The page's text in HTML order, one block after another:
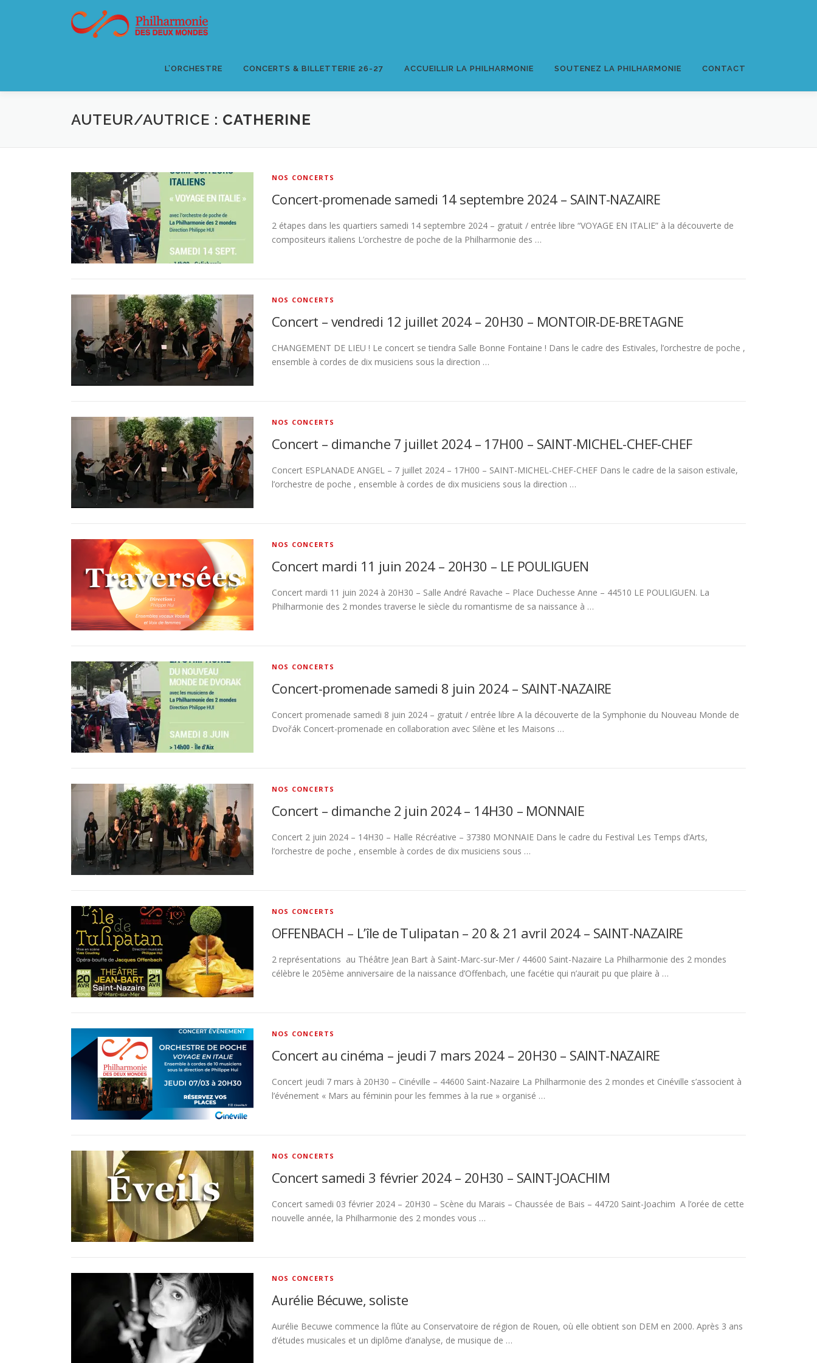
L’ORCHESTRE CONCERTS & BILLETTERIE 26-27 ACCUEILLIR LA PHILHARMONIE SOUTENEZ LA PHILHARMONIE CONTACT
AUTEUR/AUTRICE : CATHERINE
NOS CONCERTS
Concert-promenade samedi 14 septembre 2024 – SAINT-NAZAIRE
2 étapes dans les quartiers samedi 14 septembre 2024 – gratuit / entrée libre “VOYAGE EN ITALIE” à la découverte de
compositeurs italiens L’orchestre de poche de la Philharmonie des …
NOS CONCERTS
Concert – vendredi 12 juillet 2024 – 20H30 – MONTOIR-DE-BRETAGNE
CHANGEMENT DE LIEU ! Le concert se tiendra Salle Bonne Fontaine ! Dans le cadre des Estivales, l’orchestre de poche ,
ensemble à cordes de dix musiciens sous la direction …
NOS CONCERTS
Concert – dimanche 7 juillet 2024 – 17H00 – SAINT-MICHEL-CHEF-CHEF
Concert ESPLANADE ANGEL – 7 juillet 2024 – 17H00 – SAINT-MICHEL-CHEF-CHEF Dans le cadre de la saison estivale,
l’orchestre de poche , ensemble à cordes de dix musiciens sous la direction …
NOS CONCERTS
Concert mardi 11 juin 2024 – 20H30 – LE POULIGUEN
Concert mardi 11 juin 2024 à 20H30 – Salle André Ravache – Place Duchesse Anne – 44510 LE POULIGUEN. La
Philharmonie des 2 mondes traverse le siècle du romantisme de sa naissance à …
NOS CONCERTS
Concert-promenade samedi 8 juin 2024 – SAINT-NAZAIRE
Concert promenade samedi 8 juin 2024 – gratuit / entrée libre A la découverte de la Symphonie du Nouveau Monde de
Dvořák Concert-promenade en collaboration avec Silène et les Maisons …
NOS CONCERTS
Concert – dimanche 2 juin 2024 – 14H30 – MONNAIE
Concert 2 juin 2024 – 14H30 – Halle Récréative – 37380 MONNAIE Dans le cadre du Festival Les Temps d’Arts,
l’orchestre de poche , ensemble à cordes de dix musiciens sous …
NOS CONCERTS
OFFENBACH – L’île de Tulipatan – 20 & 21 avril 2024 – SAINT-NAZAIRE
2 représentations au Théâtre Jean Bart à Saint-Marc-sur-Mer / 44600 Saint-Nazaire La Philharmonie des 2 mondes
célèbre le 205ème anniversaire de la naissance d’Offenbach, une facétie qui n’aurait pu que plaire à …
NOS CONCERTS
Concert au cinéma – jeudi 7 mars 2024 – 20H30 – SAINT-NAZAIRE
Concert jeudi 7 mars à 20H30 – Cinéville – 44600 Saint-Nazaire La Philharmonie des 2 mondes et Cinéville s’associent à
l’événement « Mars au féminin pour les femmes à la rue » organisé …
NOS CONCERTS
Concert samedi 3 février 2024 – 20H30 – SAINT-JOACHIM
Concert samedi 03 février 2024 – 20H30 – Scène du Marais – Chaussée de Bais – 44720 Saint-Joachim A l’orée de cette
nouvelle année, la Philharmonie des 2 mondes vous …
NOS CONCERTS
Aurélie Bécuwe, soliste
Aurélie Becuwe commence la flûte au Conservatoire de région de Rouen, où elle obtient son DEM en 2000. Après 3 ans
d’études musicales et un diplôme d’analyse, de musique de …